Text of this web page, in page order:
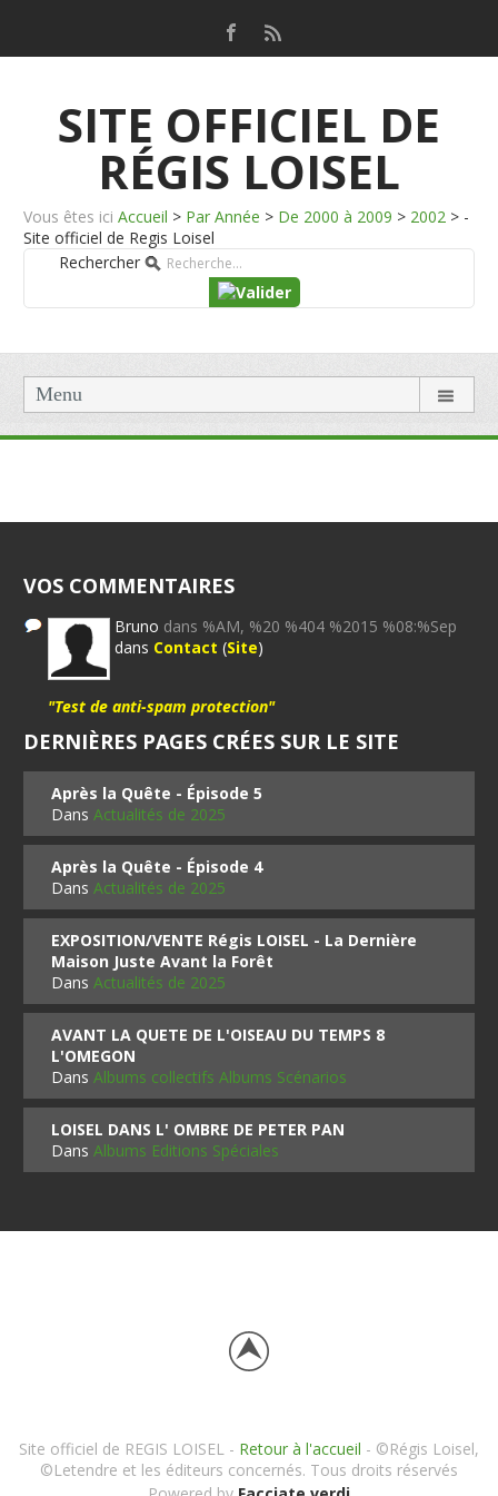
SITE OFFICIEL DE
RÉGIS LOISEL
Vous êtes ici Accueil > Par Année > De 2000 à 2009 > 2002 > -
Site officiel de Regis Loisel
Rechercher
Menu
VOS COMMENTAIRES
Bruno dans %AM, %20 %404 %2015 %08:%Sep
dans Contact (Site)
"Test de anti-spam protection"
DERNIÈRES PAGES CRÉES SUR LE SITE
Après la Quête - Épisode 5
DansActualités de 2025
Après la Quête - Épisode 4
DansActualités de 2025
EXPOSITION/VENTE Régis LOISEL - La Dernière
Maison Juste Avant la Forêt
DansActualités de 2025
AVANT LA QUETE DE L'OISEAU DU TEMPS 8
L'OMEGON
DansAlbums collectifs Albums Scénarios
LOISEL DANS L' OMBRE DE PETER PAN
DansAlbums Editions Spéciales
Site officiel de REGIS LOISEL - Retour à l'accueil - ©Régis Loisel,
©Letendre et les éditeurs concernés. Tous droits réservés